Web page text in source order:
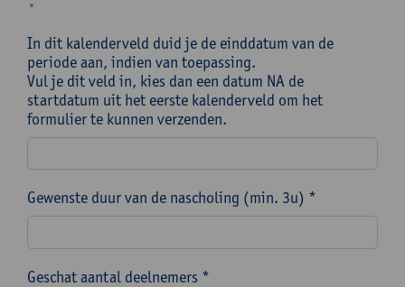
*
In dit kalenderveld duid je de einddatum van de
periode aan, indien van toepassing.
Vul je dit veld in, kies dan een datum NA de
startdatum uit het eerste kalenderveld om het
formulier te kunnen verzenden.
Gewenste duur van de nascholing (min. 3u) *
Geschat aantal deelnemers *